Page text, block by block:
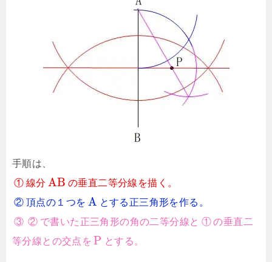
手順は、
① 線分 AB の垂直二等分線を描く。
② 頂点の１つを A とする正三角形を作る。
③ ② で書いた正三角形の角の二等分線と ① の垂直二
等分線との交点を P とする。